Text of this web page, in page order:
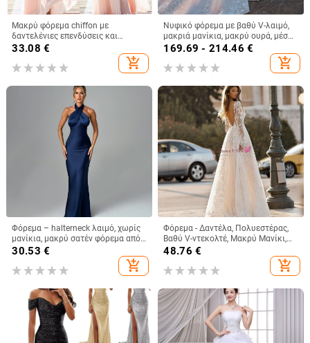
Μακρύ φόρεμα chiffon με
δαντελένιες επενδύσεις και
λεπτομέρειες patchwork, Α-γραμμή,
λαιμός στρογγυλός, υψηλή μέση
33.08 €
add_shopping_cart
Νυφικό φόρεμα με βαθύ V-λαιμό,
μακριά μανίκια, μακρύ ουρά, μέση
στη μέση, πολυεστέρας 70–80%.
169.69 - 214.46 €
add_shopping_cart
Φόρεμα – halterneck λαιμό, χωρίς
μανίκια, μακρύ σατέν φόρεμα από
μίγμα πολυεστέρα-ελαστάνης;
30.53 €
add_shopping_cart
Φόρεμα - Δαντέλα, Πολυεστέρας,
Βαθύ V-ντεκολτέ, Μακρύ Μανίκι,
Κέντημα
48.76 €
add_shopping_cart